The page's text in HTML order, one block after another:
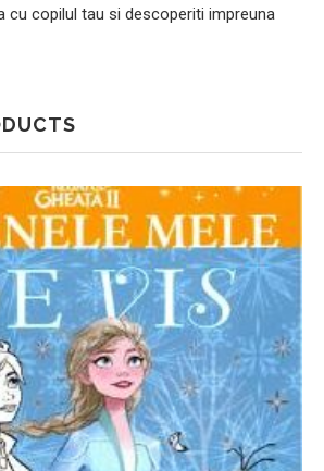
cu copilul tau si descoperiti impreuna